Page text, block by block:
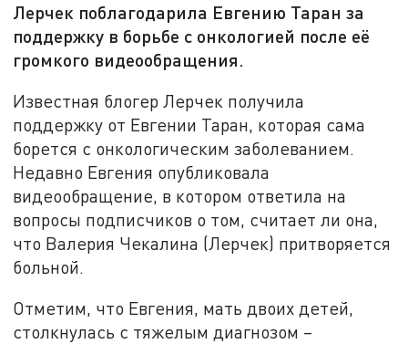
Лерчек поблагодарила Евгению Таран за
поддержку в борьбе с онкологией после её
громкого видеообращения.
Известная блогер Лерчек получила
поддержку от Евгении Таран, которая сама
борется с онкологическим заболеванием.
Недавно Евгения опубликовала
видеообращение, в котором ответила на
вопросы подписчиков о том, считает ли она,
что Валерия Чекалина (Лерчек) притворяется
больной.
Отметим, что Евгения, мать двоих детей,
столкнулась с тяжелым диагнозом –